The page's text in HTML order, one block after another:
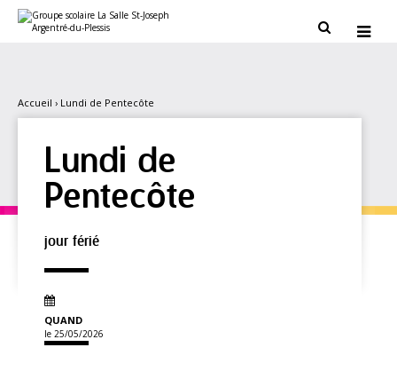
contenu.
personnels
 
Accueil › Lundi de Pentecôte
Lundi de
Pentecôte
jour férié
QUAND
le 25/05/2026